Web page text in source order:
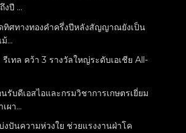
งปี ...
ทิศทางทองคำครึ่งปีหลังสัญญาณยังเป็น
...
เทล คว้า 3 รางวัลใหญ่ระดับเอเชีย All-
รับดีเอสไอและกรมวิชาการเกษตรเยี่ยม
ผา...
งปันความห่วงใย ช่วยแรงงานฝ่าโค